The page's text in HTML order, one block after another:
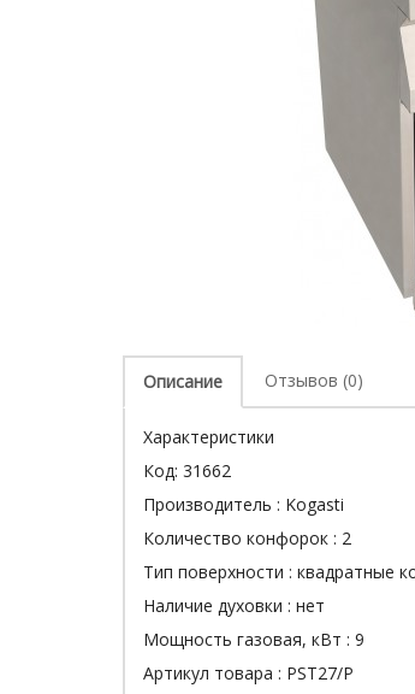
Описание Отзывов (0)
Характеристики
Код: 31662
Производитель : Kogasti
Количество конфорок : 2
Тип поверхности : квадратные
Наличие духовки : нет
Мощность газовая, кВт : 9
Артикул товара : PST27/P